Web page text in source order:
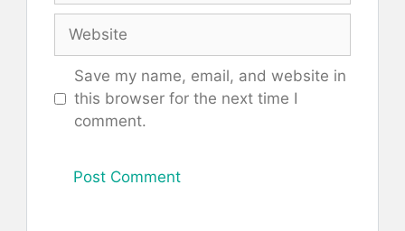
Website
Save my name, email, and website in
this browser for the next time I
comment.